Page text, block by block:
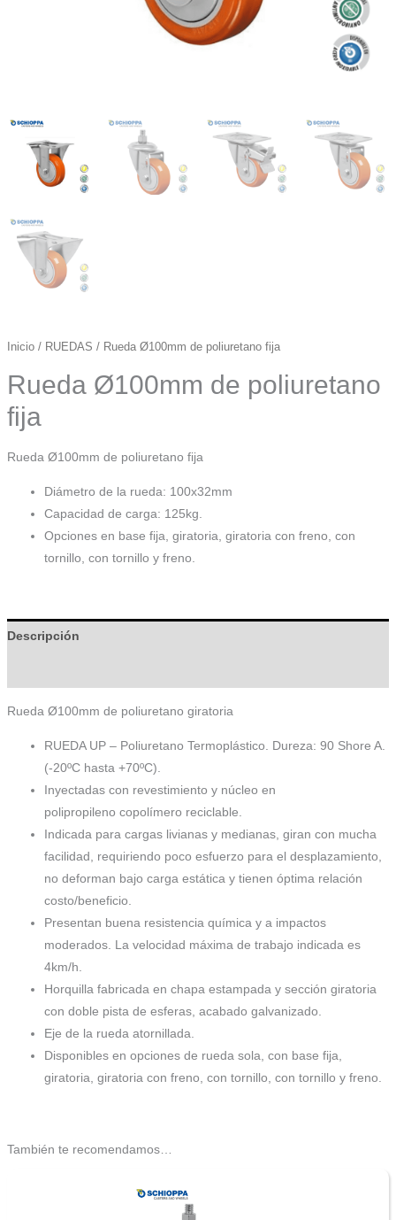
Inicio/ RUEDAS / Rueda Ø100mm de poliuretano fija
Rueda Ø100mm de poliuretano
fija
Rueda Ø100mm de poliuretano fija
Diámetro de la rueda: 100x32mm
Capacidad de carga: 125kg.
Opciones en base fija, giratoria, giratoria con freno, con
tornillo, con tornillo y freno.
Descripción
Rueda Ø100mm de poliuretano giratoria
RUEDA UP – Poliuretano Termoplástico. Dureza: 90 Shore A.
(-20ºC hasta +70ºC).
Inyectadas con revestimiento y núcleo en
polipropileno copolímero reciclable.
Indicada para cargas livianas y medianas, giran con mucha
facilidad, requiriendo poco esfuerzo para el desplazamiento,
no deforman bajo carga estática y tienen óptima relación
costo/beneficio.
Presentan buena resistencia química y a impactos
moderados. La velocidad máxima de trabajo indicada es
4km/h.
Horquilla fabricada en chapa estampada y sección giratoria
con doble pista de esferas, acabado galvanizado.
Eje de la rueda atornillada.
Disponibles en opciones de rueda sola, con base fija,
giratoria, giratoria con freno, con tornillo, con tornillo y freno.
También te recomendamos…